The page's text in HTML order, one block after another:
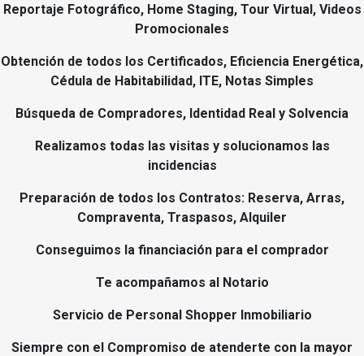
Reportaje Fotográfico, Home Staging, Tour Virtual, Videos
Promocionales
Obtención de todos los Certificados, Eficiencia Energética,
Cédula de Habitabilidad, ITE, Notas Simples
Búsqueda de Compradores, Identidad Real y Solvencia
Realizamos todas las visitas y solucionamos las
incidencias
Preparación de todos los Contratos: Reserva, Arras,
Compraventa, Traspasos, Alquiler
Conseguimos la financiación para el comprador
Te acompañamos al Notario
Servicio de Personal Shopper Inmobiliario
Siempre con el Compromiso de atenderte con la mayor